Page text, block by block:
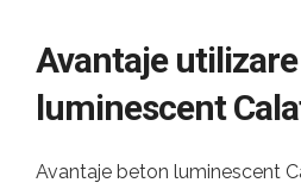
Avantaje
luminescent
Avantaje beton luminescent